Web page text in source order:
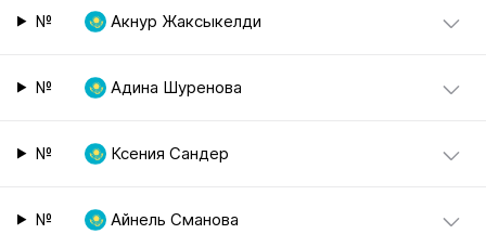
№ Акнур Жаксыкелди
№ Адина Шуренова
№ Ксения Сандер
№ Айнель Сманова